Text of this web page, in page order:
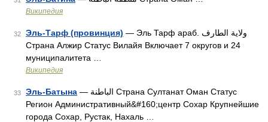
Википедия
32 Эль-Тарф (провинция) — Эль Тарф араб. ولاية الطارف ‎‎
Страна Алжир Статус Вилайя Включает 7 округов и 24
муниципалитета …
Википедия
33 Эль-Батына — الباطنة Страна Султанат Оман Статус
Регион Административный&#160;центр Сохар Крупнейшие
города Сохар, Рустак, Нахаль …